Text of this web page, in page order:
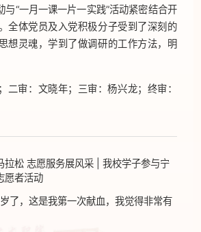
与“一月一课一片一实践”活动紧密结合开
全体党员及入党积极分子受到了深刻的
想灵魂，学到了做调研的工作方法，明
二审：文晓年；三审：杨兴龙；终审：
拉松 志愿服务展风采 | 我校学子参与宁
愿者活动
了，这是我第一次献血，我觉得非常有